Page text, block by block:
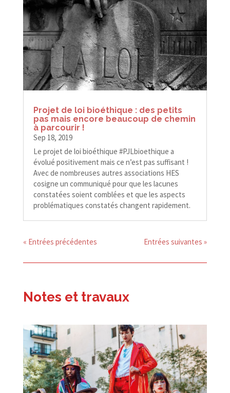
Projet de loi bioéthique : des petits
pas mais encore beaucoup de chemin
à parcourir !
Sep 18, 2019
Le projet de loi bioéthique #PJLbioethique a
évolué positivement mais ce n’est pas suffisant !
Avec de nombreuses autres associations HES
cosigne un communiqué pour que les lacunes
constatées soient comblées et que les aspects
problématiques constatés changent rapidement.
« Entrées précédentes Entrées suivantes »
Notes et travaux